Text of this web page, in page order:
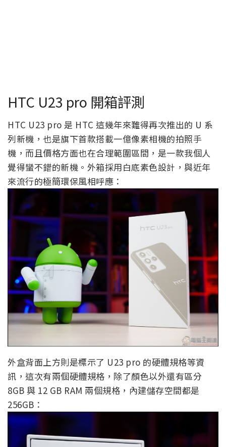
HTC U23 pro 開箱評測
HTC U23 pro 是 HTC 這幾年來難得再次推出的 U 系
列新機，也是旗下首款搭載一億像素相機的拍照手
機，而且價格方面也在合理範圍區間，是一款我個人
覺得蠻不錯的新機。外箱採用白底素色設計，與近年
來流行的極簡環保風相呼應：
外盒背面上方則是標示了 U23 pro 的硬體規格等資
訊，這次有兩個硬體規格，除了顏色以外還有區分
8GB 與 12 GB RAM 兩個規格，內建儲存空間都是
256GB：